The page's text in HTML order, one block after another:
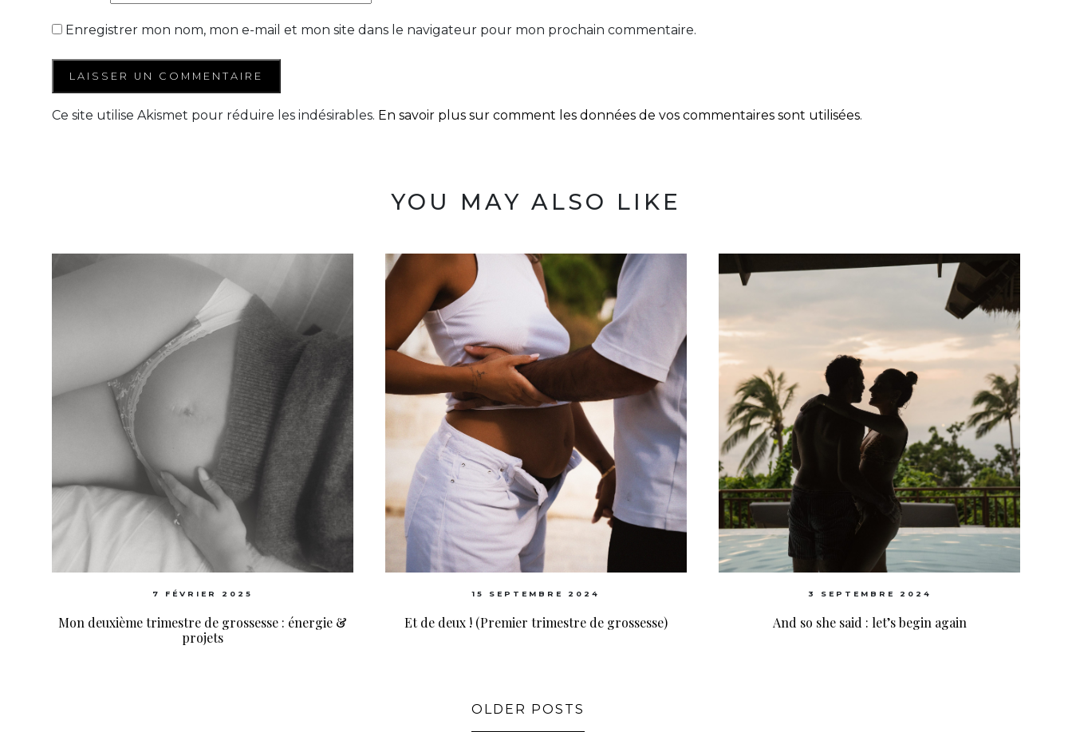
Enregistrer mon nom, mon e-mail et mon site dans le navigateur pour mon prochain commentaire.
Ce site utilise Akismet pour réduire les indésirables. En savoir plus sur comment les données de vos commentaires sont utilisées.
YOU MAY ALSO LIKE
7 FÉVRIER 2025
Mon deuxième trimestre de grossesse : énergie &
projets
15 SEPTEMBRE 2024
Et de deux ! (Premier trimestre de grossesse)
3 SEPTEMBRE 2024
And so she said : let’s begin again
OLDER POSTS